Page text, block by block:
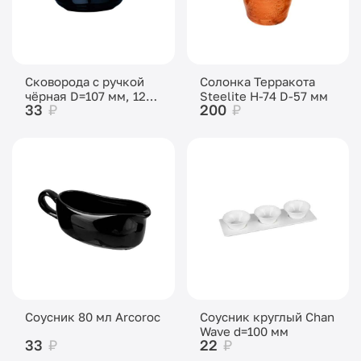
Сковорода с ручкой
чёрная D=107 мм, 120
мл
33 ₽
Солонка Терракота
Steelite Н-74 D-57 мм
200 ₽
Соусник 80 мл Arcoroc
33 ₽
Соусник круглый Chan
Wave d=100 мм
22 ₽